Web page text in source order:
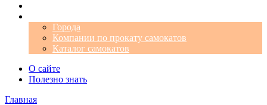
Города
Компании по прокату самокатов
Каталог самокатов
О сайте
Полезно знать
Главная